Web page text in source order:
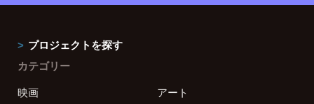
プロジェクトを探す
カテゴリー
映画
アート